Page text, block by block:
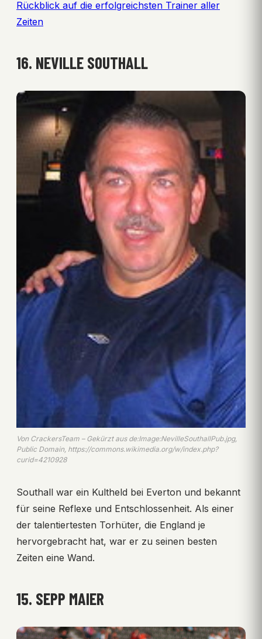
Rückblick auf die erfolgreichsten Trainer aller
Zeiten
16. NEVILLE SOUTHALL
Von CrackersTeam – Gekürzt aus de:Image:NevilleSouthallPub.jpg,
Public Domain, https://commons.wikimedia.org/w/index.php?
curid=4210928
Southall war ein Kultheld bei Everton und bekannt
für seine Reflexe und Entschlossenheit. Als einer
der talentiertesten Torhüter, die England je
hervorgebracht hat, war er zu seinen besten
Zeiten eine Wand.
15. SEPP MAIER